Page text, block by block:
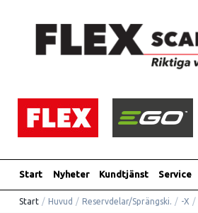
Start Nyheter Kundtjänst Service
Start / Huvud / Reservdelar/Sprängski. / -X /